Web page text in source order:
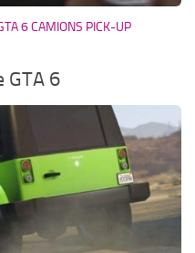
6 CAMIONS PICK-UP
GTA 6